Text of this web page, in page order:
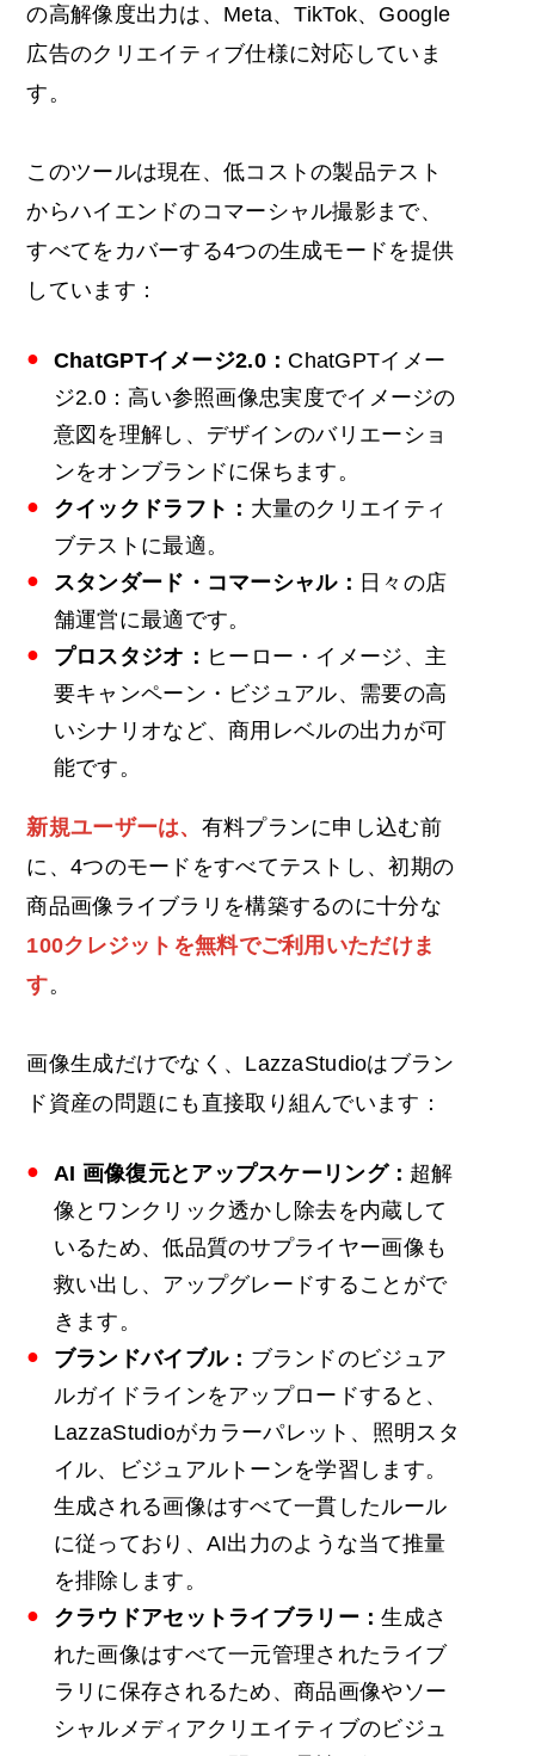
の高解像度出力は、Meta、TikTok、Google
広告のクリエイティブ仕様に対応していま
す。
このツールは現在、低コストの製品テスト
からハイエンドのコマーシャル撮影まで、
すべてをカバーする4つの生成モードを提供
しています：
ChatGPTイメージ2.0： ChatGPTイメー
ジ2.0：高い参照画像忠実度でイメージの
意図を理解し、デザインのバリエーショ
ンをオンブランドに保ちます。
クイックドラフト： 大量のクリエイティ
ブテストに最適。
スタンダード・コマーシャル： 日々の店
舗運営に最適です。
プロスタジオ： ヒーロー・イメージ、主
要キャンペーン・ビジュアル、需要の高
いシナリオなど、商用レベルの出力が可
能です。
新規ユーザーは、 有料プランに申し込む前
に、4つのモードをすべてテストし、初期の
商品画像ライブラリを構築するのに十分な
100クレジットを無料でご利用いただけま
す。
画像生成だけでなく、LazzaStudioはブラン
ド資産の問題にも直接取り組んでいます：
AI 画像復元とアップスケーリング： 超解
像とワンクリック透かし除去を内蔵して
いるため、低品質のサプライヤー画像も
救い出し、アップグレードすることがで
きます。
ブランドバイブル： ブランドのビジュア
ルガイドラインをアップロードすると、
LazzaStudioがカラーパレット、照明スタ
イル、ビジュアルトーンを学習します。
生成される画像はすべて一貫したルール
に従っており、AI出力のような当て推量
を排除します。
クラウドアセットライブラリー：生成さ
れた画像はすべて一元管理されたライブ
ラリに保存されるため、商品画像やソー
シャルメディアクリエイティブのビジュ